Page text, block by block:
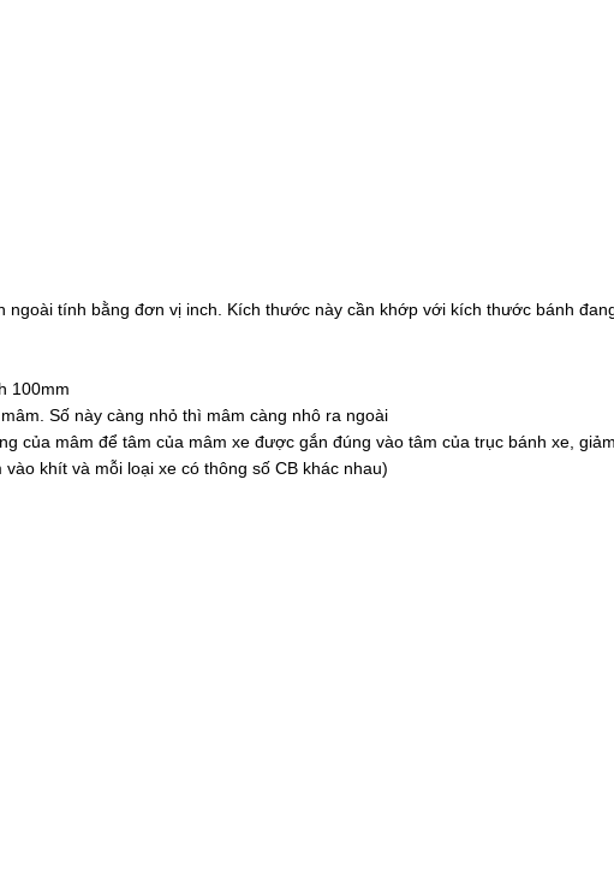
tính bằng đơn vị inch. Kích thước này cần khớp với kích thước bánh
100mm
Số này càng nhỏ thì mâm càng nhô ra ngoài
của mâm để tâm của mâm xe được gắn đúng vào tâm của trục bánh xe,
khít và mỗi loại xe có thông số CB khác nhau)